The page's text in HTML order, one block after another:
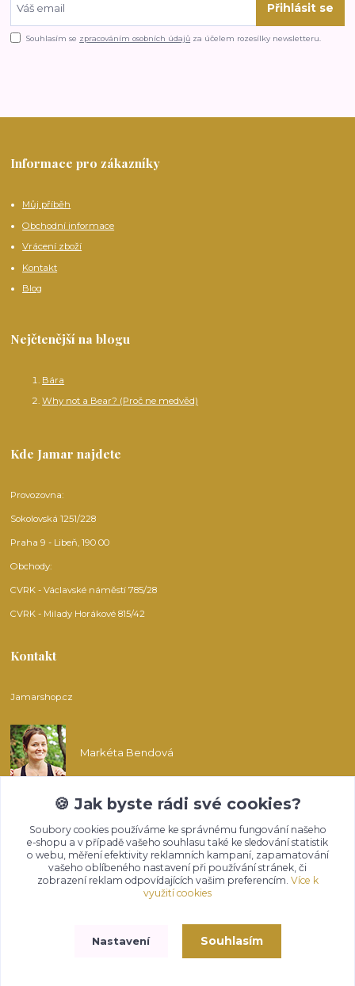
Přihlásit se
Souhlasím se zpracováním osobních údajů za účelem rozesílky newsletteru.
Informace pro zákazníky
Můj příběh
Obchodní informace
Vrácení zboží
Kontakt
Blog
Nejčtenější na blogu
Bára
Why not a Bear? (Proč ne medvěd)
Kde Jamar najdete
Provozovna:
Sokolovská 1251/228
Praha 9 - Libeň, 190 00
Obchody:
CVRK - Václavské náměstí 785/28
CVRK - Milady Horákové 815/42
Kontakt
Jamarshop.cz
Markéta Bendová
info@jamarshop.cz
🍪 Jak byste rádi své cookies?
Soubory cookies používáme ke správnému fungování našeho
e-shopu a v případě vašeho souhlasu také ke sledování statistik
o webu, měření efektivity reklamních kampaní, zapamatování
vašeho oblíbeného nastavení při používání stránek, či
zobrazení reklam odpovídajících vašim preferencím. Více k
využití cookies
Nastavení Souhlasím